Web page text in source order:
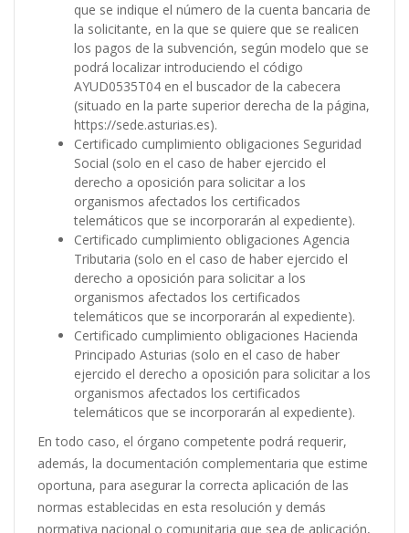
que se indique el número de la cuenta bancaria de
la solicitante, en la que se quiere que se realicen
los pagos de la subvención, según modelo que se
podrá localizar introduciendo el código
AYUD0535T04 en el buscador de la cabecera
(situado en la parte superior derecha de la página,
https://sede.asturias.es).
Certificado cumplimiento obligaciones Seguridad
Social (solo en el caso de haber ejercido el
derecho a oposición para solicitar a los
organismos afectados los certificados
telemáticos que se incorporarán al expediente).
Certificado cumplimiento obligaciones Agencia
Tributaria (solo en el caso de haber ejercido el
derecho a oposición para solicitar a los
organismos afectados los certificados
telemáticos que se incorporarán al expediente).
Certificado cumplimiento obligaciones Hacienda
Principado Asturias (solo en el caso de haber
ejercido el derecho a oposición para solicitar a los
organismos afectados los certificados
telemáticos que se incorporarán al expediente).
En todo caso, el órgano competente podrá requerir,
además, la documentación complementaria que estime
oportuna, para asegurar la correcta aplicación de las
normas establecidas en esta resolución y demás
normativa nacional o comunitaria que sea de aplicación,